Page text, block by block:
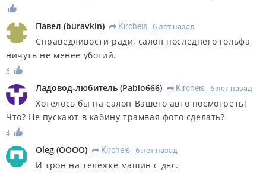
Павел (buravkin) R Kircheis 6 лет назад
Справедливости ради, салон последнего гольфа
ничуть не менее убогий.
6
Ладовод-любитель (Pablo666) R Kircheis 6 лет назад
Хотелось бы на салон Вашего авто посмотреть!
Что? Не пускают в кабину трамвая фото сделать?
4
Oleg (OOOO) R Kircheis 6 лет назад
И трон на тележке машин с двс.